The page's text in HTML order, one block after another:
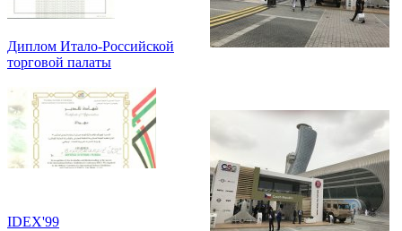
Диплом Итало-Российской
торговой палаты
IDEX'99